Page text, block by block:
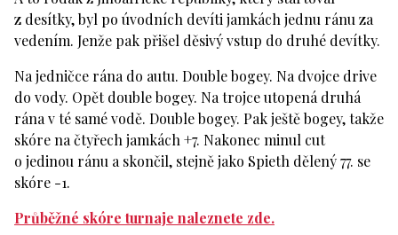
z desítky, byl po úvodních devíti jamkách jednu ránu za
vedením. Jenže pak přišel děsivý vstup do druhé devítky.
Na jedničce rána do autu. Double bogey. Na dvojce drive
do vody. Opět double bogey. Na trojce utopená druhá
rána v té samé vodě. Double bogey. Pak ještě bogey, takže
skóre na čtyřech jamkách +7. Nakonec minul cut
o jedinou ránu a skončil, stejně jako Spieth dělený 77. se
skóre -1.
Průběžné skóre turnaje naleznete zde.